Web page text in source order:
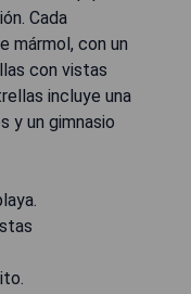
Cada
mármol, con un
con vistas
incluye una
y un gimnasio